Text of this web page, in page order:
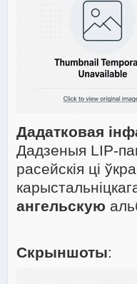
Дадатковая
Дадзеныя LIP-
расейскія ці
ангельскую
Скрыншоты: